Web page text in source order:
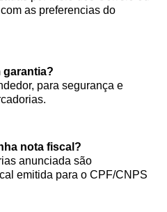
as preferencias do
garantia?
para segurança e
nota fiscal?
anunciada são
emitida para o CPF/CNPS